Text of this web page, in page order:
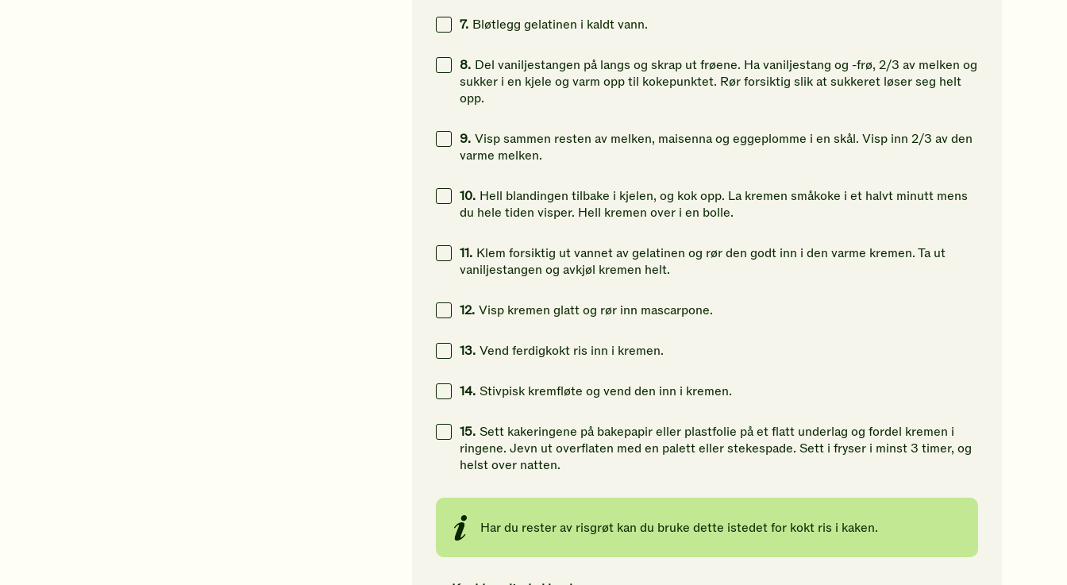
7. Bløtlegg gelatinen i kaldt vann.
8. Del vaniljestangen på langs og skrap ut frøene. Ha vaniljestang og -frø, 2/3 av melken og
sukker i en kjele og varm opp til kokepunktet. Rør forsiktig slik at sukkeret løser seg helt
opp.
9. Visp sammen resten av melken, maisenna og eggeplomme i en skål. Visp inn 2/3 av den
varme melken.
10. Hell blandingen tilbake i kjelen, og kok opp. La kremen småkoke i et halvt minutt mens
du hele tiden visper. Hell kremen over i en bolle.
11. Klem forsiktig ut vannet av gelatinen og rør den godt inn i den varme kremen. Ta ut
vaniljestangen og avkjøl kremen helt.
12. Visp kremen glatt og rør inn mascarpone.
13. Vend ferdigkokt ris inn i kremen.
14. Stivpisk kremfløte og vend den inn i kremen.
15. Sett kakeringene på bakepapir eller plastfolie på et flatt underlag og fordel kremen i
ringene. Jevn ut overflaten med en palett eller stekespade. Sett i fryser i minst 3 timer, og
helst over natten.
Har du rester av risgrøt kan du bruke dette istedet for kokt ris i kaken.